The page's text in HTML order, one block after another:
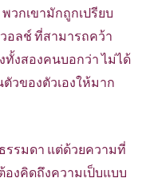
วกเขามักถูกเปรียบ
วอลช์ ที่สามารถคว้า
งสองคนบอกว่า ไม่ได้
วของตัวเองให้มาก
รรมดา แต่ด้วยความที่
องคิดถึงความเป็บแบบ